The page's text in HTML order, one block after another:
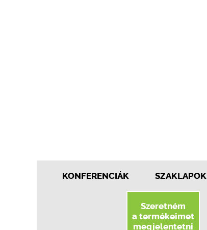
KONFERENCIÁK SZAKLAPOK
Szeretném
a termékeimet
megjelentetni